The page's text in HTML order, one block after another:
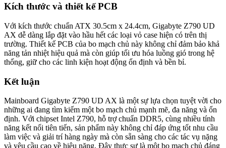
Kích thước và thiết kế PCB
Với kích thước chuẩn ATX 30.5cm x 24.4cm, Gigabyte Z790 UD
AX dễ dàng lắp đặt vào hầu hết các loại vỏ case hiện có trên thị
trường. Thiết kế PCB của bo mạch chủ này không chỉ đảm bảo khả
năng tản nhiệt hiệu quả mà còn giúp tối ưu hóa luồng gió trong hệ
thống, giữ cho các linh kiện hoạt động ổn định và bền bỉ.
Kết luận
Mainboard Gigabyte Z790 UD AX là một sự lựa chọn tuyệt vời cho
những ai đang tìm kiếm một bo mạch chủ mạnh mẽ, đa năng và ổn
định. Với chipset Intel Z790, hỗ trợ chuẩn DDR5, cùng nhiều tính
năng kết nối tiên tiến, sản phẩm này không chỉ đáp ứng tốt nhu cầu
làm việc và giải trí hàng ngày mà còn sẵn sàng cho các tác vụ nặng
và yêu cầu cao về hiệu năng. Đây thực sự là một bo mạch chủ đáng